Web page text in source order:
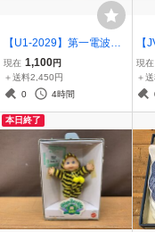
【U1-2029】第一電波工
業 ダイヤモンド DP-EL40
7MHzモービルアンテナ
全長約144cm DIAMOND
現在 1,100円
＋送料2,450円
0
4時間
【
ロ
3
現在
＋
本日終了